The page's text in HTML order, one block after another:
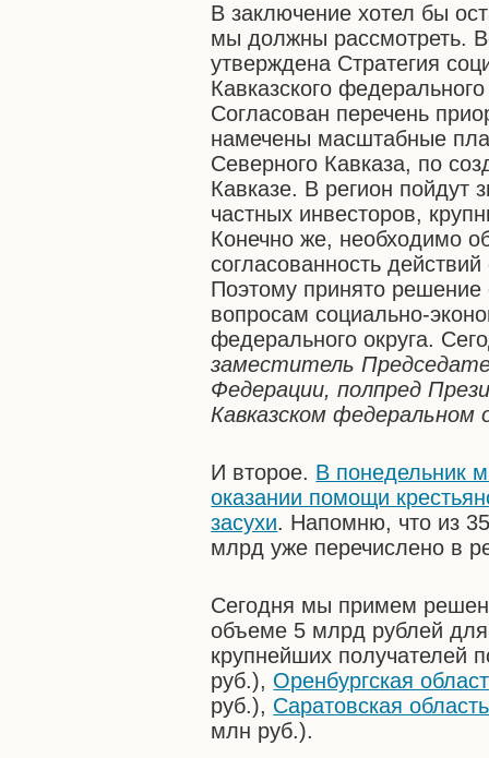
В заключение хотел бы
мы должны рассмотреть.
утверждена Стратегия
Кавказского
Согласован перечень
намечены масштабные
Северного Кавказа, по
Кавказе. В регион пойдут
частных инвесторов,
Конечно же, необходимо
согласованность
Поэтому принято решение
вопросам социально-
федерального округа.
заместитель
Федерации, полпред
Кавказском федеральном
И второе. В понедельник
оказании помощи
засухи. Напомню, что из
млрд уже перечислено в
Сегодня мы примем
объеме 5 млрд рублей
крупнейших получателей
руб.), Оренбургская
руб.), Саратовская область
млн руб.).